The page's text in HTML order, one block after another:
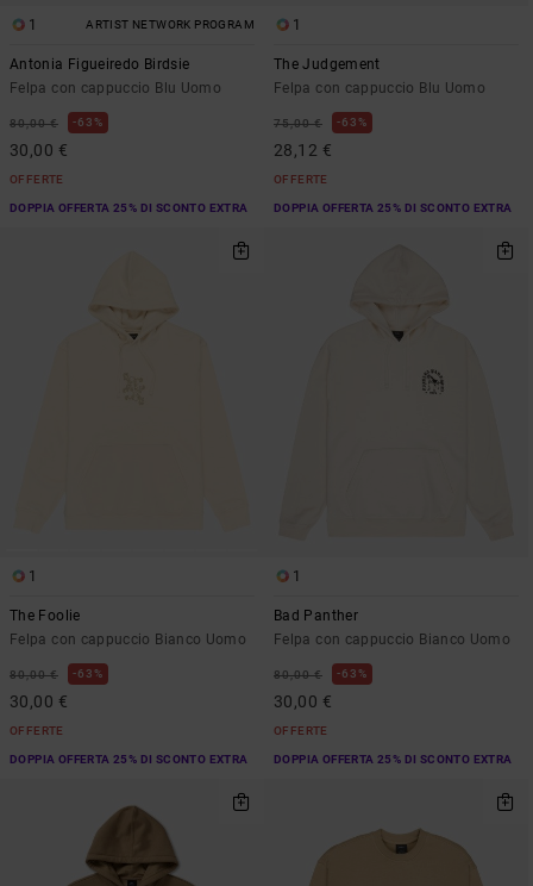
1 ARTIST NETWORK PROGRAM
Antonia Figueiredo Birdsie
Felpa con cappuccio Blu Uomo
80,00 € 63%
30,00 €
OFFERTE
DOPPIA OFFERTA 25% DI SCONTO EXTRA
1
The Judgement
Felpa con cappuccio Blu Uomo
75,00 € 63%
28,12 €
OFFERTE
DOPPIA OFFERTA 25% DI SCONTO EXTRA
1
The Foolie
Felpa con cappuccio Bianco Uomo
80,00 € 63%
30,00 €
OFFERTE
DOPPIA OFFERTA 25% DI SCONTO EXTRA
1
Bad Panther
Felpa con cappuccio Bianco Uomo
80,00 € 63%
30,00 €
OFFERTE
DOPPIA OFFERTA 25% DI SCONTO EXTRA